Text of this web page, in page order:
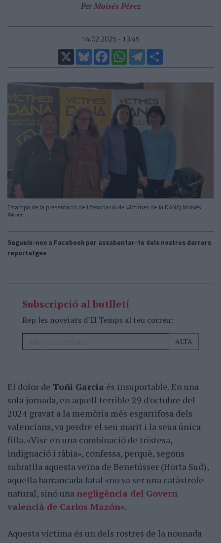
PerMoisés Pérez
14.02.2025 - 13:45
X
BlueskyFacebookWhatsAppTelegram
Estampa de la presentació de l'Associació de Víctimes de la DANA| Moisés
Pérez.
Segueix-nos a Facebook per assabentar-te dels nostres darrers
reportatges
Subscripció al butlletí
Rep les novetats d'El Temps al teu correu:
El dolor de Toñi Garcia és insuportable. En una
sola jornada, en aquell terrible 29 d'octubre del
2024 gravat a la memòria més esgarrifosa dels
valencians, va perdre el seu marit i la seua única
filla. «Visc en una combinació de tristesa,
indignació i ràbia», confessa, perquè, segons
subratlla aquesta veïna de Benetússer (Horta Sud),
aquella barrancada fatal «no va ser una catàstrofe
natural, sinó una negligència del Govern
valencià de Carlos Mazón».
Aquesta víctima és un dels rostres de la nounada